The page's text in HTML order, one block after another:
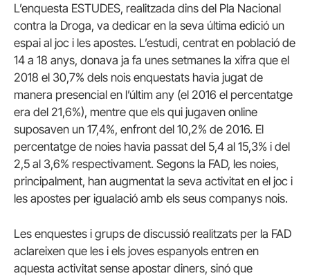
L’enquesta ESTUDES, realitzada dins del Pla Nacional
contra la Droga, va dedicar en la seva última edició un
espai al joc i les apostes. L’estudi, centrat en població de
14 a 18 anys, donava ja fa unes setmanes la xifra que el
2018 el 30,7% dels nois enquestats havia jugat de
manera presencial en l’últim any (el 2016 el percentatge
era del 21,6%), mentre que els qui jugaven online
suposaven un 17,4%, enfront del 10,2% de 2016. El
percentatge de noies havia passat del 5,4 al 15,3% i del
2,5 al 3,6% respectivament. Segons la FAD, les noies,
principalment, han augmentat la seva activitat en el joc i
les apostes per igualació amb els seus companys nois.
Les enquestes i grups de discussió realitzats per la FAD
aclareixen que les i els joves espanyols entren en
aquesta activitat sense apostar diners, sinó que